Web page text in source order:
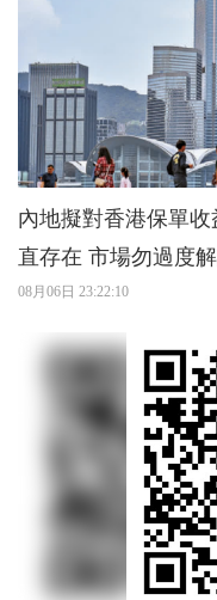
內地擬對香港保單
直存在 市場勿過度
08月06日 23:22:10